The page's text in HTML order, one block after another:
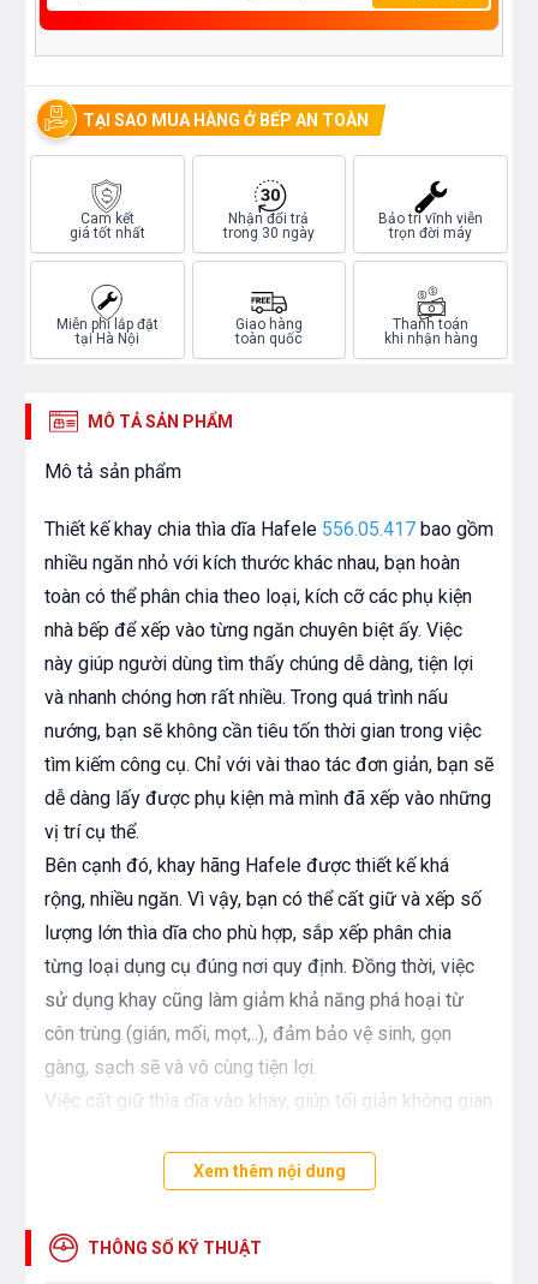
TẠI SAO MUA HÀNG Ở BẾP AN TOÀN
Cam kết
giá tốt nhất
Nhận đổi trả
trong 30 ngày
Bảo trì vĩnh viễn
trọn đời máy
Miễn phí lắp đặt
tại Hà Nội
Giao hàng
toàn quốc
Thanh toán
khi nhận hàng
MÔ TẢ SẢN PHẨM
Mô tả sản phẩm
Thiết kế khay chia thìa dĩa Hafele 556.05.417 bao gồm
nhiều ngăn nhỏ với kích thước khác nhau, bạn hoàn
toàn có thể phân chia theo loại, kích cỡ các phụ kiện
nhà bếp để xếp vào từng ngăn chuyên biệt ấy. Việc
này giúp người dùng tìm thấy chúng dễ dàng, tiện lợi
và nhanh chóng hơn rất nhiều. Trong quá trình nấu
nướng, bạn sẽ không cần tiêu tốn thời gian trong việc
tìm kiếm công cụ. Chỉ với vài thao tác đơn giản, bạn sẽ
dễ dàng lấy được phụ kiện mà mình đã xếp vào những
vị trí cụ thể.
Bên cạnh đó, khay hãng Hafele được thiết kế khá
rộng, nhiều ngăn. Vì vậy, bạn có thể cất giữ và xếp số
lượng lớn thìa dĩa cho phù hợp, sắp xếp phân chia
từng loại dụng cụ đúng nơi quy định. Đồng thời, việc
sử dụng khay cũng làm giảm khả năng phá hoại từ
côn trùng (gián, mối, mọt,..), đảm bảo vệ sinh, gọn
gàng, sạch sẽ và vô cùng tiện lợi.
Việc cất giữ thìa dĩa vào khay, giúp tối giản không gian
bảo không gian bếp của bạn luôn thông thoáng, rộng
Xem thêm nội dung
THÔNG SỐ KỸ THUẬT